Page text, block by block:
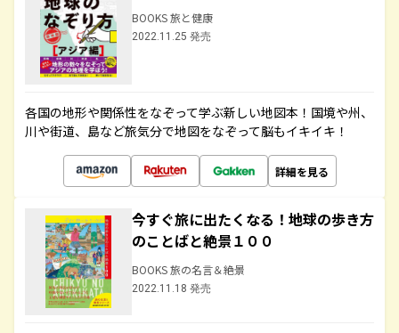
BOOKS 旅と健康
2022.11.25 発売
各国の地形や関係性をなぞって学ぶ新しい地図本！国境や州、
川や街道、島など旅気分で地図をなぞって脳もイキイキ！
詳細を見る
今すぐ旅に出たくなる！地球の歩き方
のことばと絶景１００
BOOKS 旅の名言＆絶景
2022.11.18 発売